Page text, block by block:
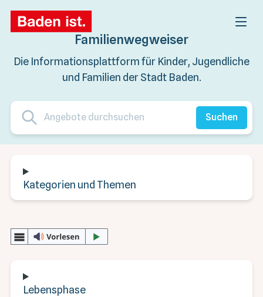
Familienwegweiser
Die Informationsplattform für Kinder, Jugendliche
und Familien der Stadt Baden.
Suchen
Kategorien und Themen
Lebensphase